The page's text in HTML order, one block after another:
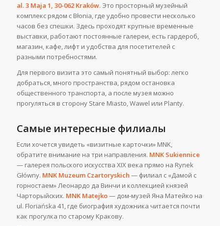
al. 3 Maja 1, 30-062 Kraków. Это просторный музейный
комплекс рядом с Błonia, где удобно провести несколько
часов без спешки. Здесь проходят крупные временные
выставки, работают постоянные галереи, есть гардероб,
магазин, кафе, лифт и удобства для посетителей с
разными потребностями.
Для первого визита это самый понятный выбор: легко
добраться, много пространства, рядом остановка
общественного транспорта, а после музея можно
прогуляться в сторону Stare Miasto, Wawel или Planty.
Самые интересные филиалы
Если хочется увидеть «визитные карточки» MNK,
обратите внимание на три направления. MNK Sukiennice
— галерея польского искусства XIX века прямо на Rynek
Główny. MNK Muzeum Czartoryskich — филиал с «Дамой с
горностаем» Леонардо да Винчи и коллекцией князей
Чарторыйских. MNK Matejko— дом-музей Яна Матейко на
ul. Floriańska 41, где биография художника читается почти
как прогулка по старому Кракову.